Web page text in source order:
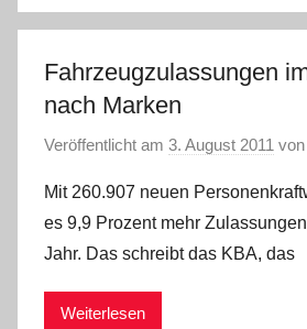
Fahrzeugzulassungen
nach Marken
Veröffentlicht am 3. August 2011 von
Mit 260.907 neuen
es 9,9 Prozent mehr
Jahr. Das schreibt das KBA, das
Weiterlesen